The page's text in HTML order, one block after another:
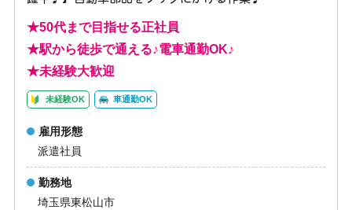
★50代まで目指せる正社員
★駅から徒歩で通える♪電車通勤OK♪
★未経験大歓迎
未経験OK 車通勤OK
雇用形態
派遣社員
勤務地
埼玉県東松山市